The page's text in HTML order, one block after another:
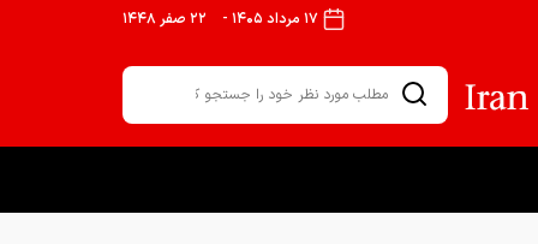
۱۷ مرداد ۱۴۰۵ - ۲۲ صفر ۱۴۴۸